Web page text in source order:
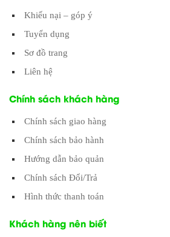
Khiếu nại – góp ý
Tuyển dụng
Sơ đồ trang
Liên hệ
Chính sách khách hàng
Chính sách giao hàng
Chính sách bảo hành
Hướng dẫn bảo quản
Chính sách Đổi/Trả
Hình thức thanh toán
Khách hàng nên biết